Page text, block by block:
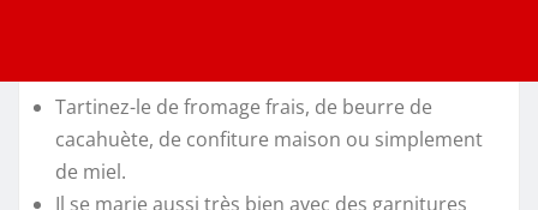
Tartinez-le de fromage frais, de beurre de
cacahuète, de confiture maison ou simplement
de miel.
Il se marie aussi très bien avec des garnitures